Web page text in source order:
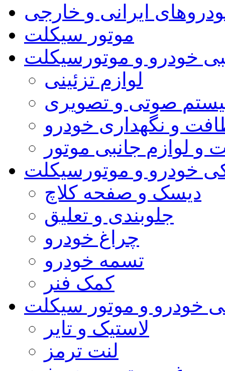
ایرانی و خارجی
موتور سیکلت
خودرو و موتورسیکلت
لوازم تزئینی
صوتی و تصویری
و نگهداری خودرو
و لوازم جانبی موتور
خودرو و موتورسیکلت
دیسک و صفحه کلاچ
جلوبندی و تعلیق
چراغ خودرو
تسمه خودرو
کمک فنر
خودرو و موتور سیکلت
لاستیک و تایر
لنت ترمز